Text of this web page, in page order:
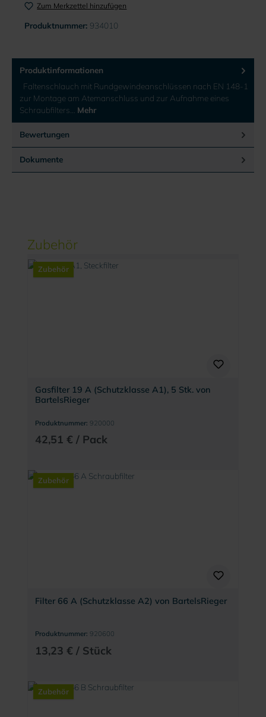
Zum Merkzettel hinzufügen
Produktnummer: 934010
Produktinformationen
Faltenschlauch mit Rundgewindeanschlüssen nach EN 148-1
zur Montage am Atemanschluss und zur Aufnahme eines
Schraubfilters… Mehr
Bewertungen
Dokumente
Produktgalerie überspringen
Zubehör
Zubehör
Gasfilter 19 A (Schutzklasse A1), 5 Stk. von
BartelsRieger
Produktnummer: 920000
42,51 € / Pack
Zubehör
Filter 66 A (Schutzklasse A2) von BartelsRieger
Produktnummer: 920600
13,23 € / Stück
Zubehör